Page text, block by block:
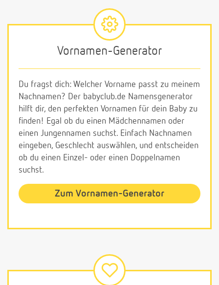
Vornamen-Generator
Du fragst dich: Welcher Vorname passt zu meinem
Nachnamen? Der babyclub.de Namensgenerator
hilft dir, den perfekten Vornamen für dein Baby zu
finden! Egal ob du einen Mädchennamen oder
einen Jungennamen suchst. Einfach Nachnamen
eingeben, Geschlecht auswählen, und entscheiden
ob du einen Einzel- oder einen Doppelnamen
suchst.
Zum Vornamen-Generator